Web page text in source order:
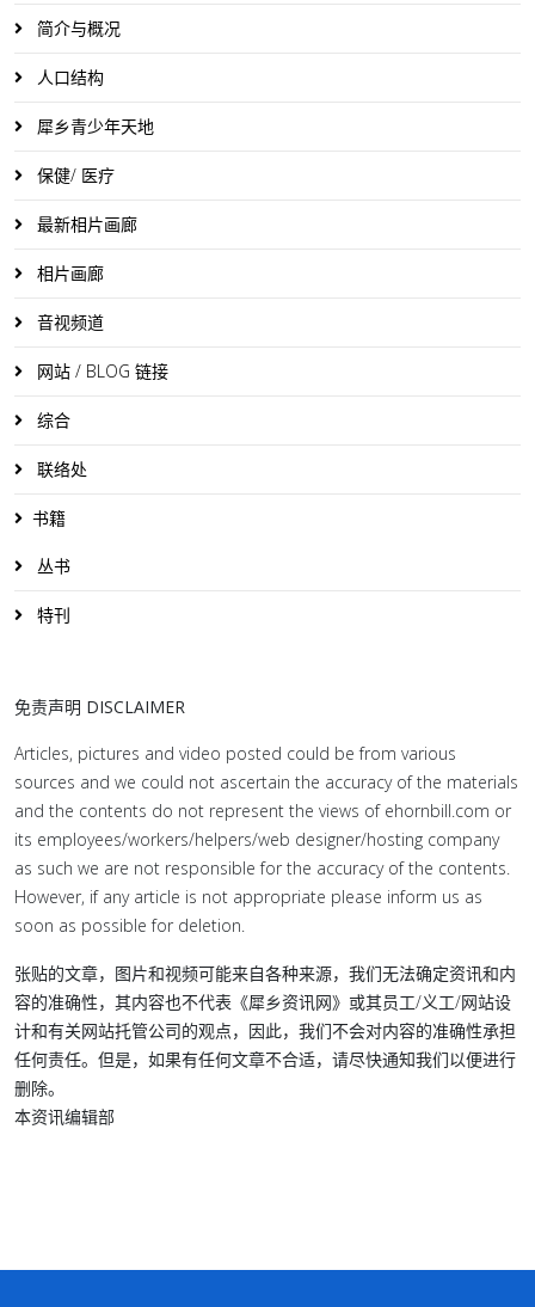
简介与概况
人口结构
犀乡青少年天地
保健/ 医疗
最新相片画廊
相片画廊
音视频道
网站 / BLOG 链接
综合
联络处
书籍
丛书
特刊
免责声明 DISCLAIMER
Articles, pictures and video posted could be from various
sources and we could not ascertain the accuracy of the materials
and the contents do not represent the views of ehornbill.com or
its employees/workers/helpers/web designer/hosting company
as such we are not responsible for the accuracy of the contents.
However, if any article is not appropriate please inform us as
soon as possible for deletion.
张贴的文章，图片和视频可能来自各种来源，我们无法确定资讯和内
容的准确性，其内容也不代表《犀乡资讯网》或其员工/义工/网站设
计和有关网站托管公司的观点，因此，我们不会对内容的准确性承担
任何责任。但是，如果有任何文章不合适，请尽快通知我们以便进行
删除。
本资讯编辑部